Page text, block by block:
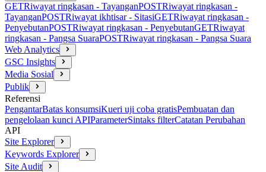
GETRiwayat ringkasan - TayanganPOSTRiwayat ringkasan -
TayanganPOSTRiwayat ikhtisar - SitasiGETRiwayat ringkasan -
PenyebutanPOSTRiwayat ringkasan - PenyebutanGETRiwayat
ringkasan - Pangsa SuaraPOSTRiwayat ringkasan - Pangsa Suara
Web Analytics
GSC Insights
Media Sosial
Publik
Referensi
PengantarBatas konsumsiKueri uji coba gratisPembuatan dan
pengelolaan kunci APIParameterSintaks filterCatatan Perubahan
API
Site Explorer
Keywords Explorer
Site Audit